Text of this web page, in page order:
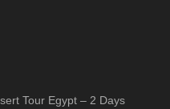
Tour Egypt – 2 Days